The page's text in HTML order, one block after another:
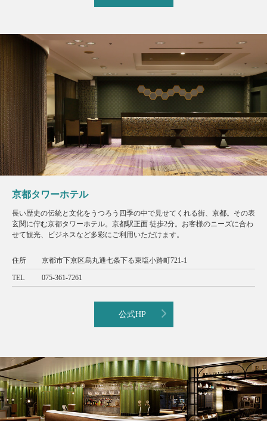
京都タワーホテル
長い歴史の伝統と文化をうつろう四季の中で見せてくれる街、京都。その表
玄関に佇む京都タワーホテル。京都駅正面 徒歩2分。お客様のニーズに合わ
せて観光、ビジネスなど多彩にご利用いただけます。
住所 京都市下京区烏丸通七条下る東塩小路町721-1
TEL 075-361-7261
公式HP